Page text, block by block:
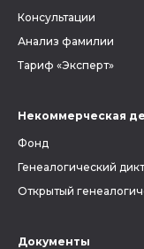
Консультации
Анализ фамилии
Тариф «Эксперт»
Некоммерческая
Фонд
Генеалогический
Открытый
Документы